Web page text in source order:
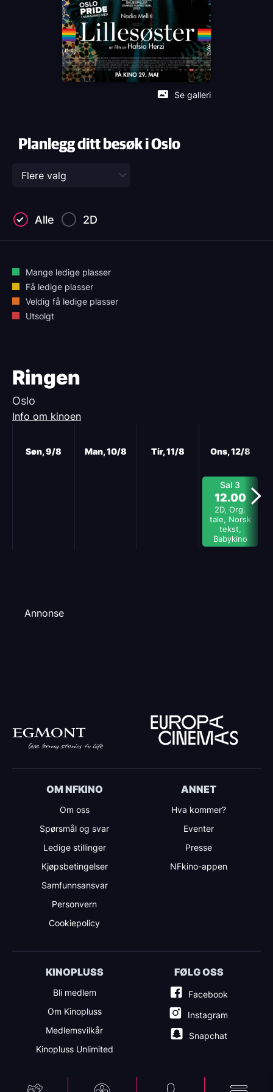
Se galleri
Distributør
Another World Entertainment
Planlegg ditt besøk i Oslo
Alle 2D
Ringen
Oslo
Info om kinoen
Søn, 9/8 Man, 10/8 Tir, 11/8 Ons, 12/8
Sal 3
12.00
2D, Org.
tale, Norsk
tekst,
Babykino
Mange ledige plasser
Få ledige plasser
Veldig få ledige plasser
Utsolgt
Annonse
OM NFKINO
Om oss
Spørsmål og svar
Ledige stillinger
Kjøpsbetingelser
Samfunnsansvar
Personvern
Cookiepolicy
ANNET
Hva kommer?
Eventer
Presse
NFkino-appen
KINOPLUSS
Bli medlem
Om Kinopluss
Medlemsvilkår
Kinopluss Unlimited
FØLG OSS
Facebook
Instagram
Snapchat